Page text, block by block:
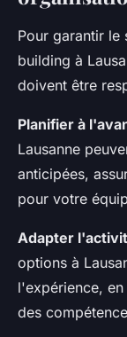
Pour garantir le
building à
doivent être
Planifier à
Lausanne
anticipées,
pour votre
Adapter
options à
l'expérience,
des